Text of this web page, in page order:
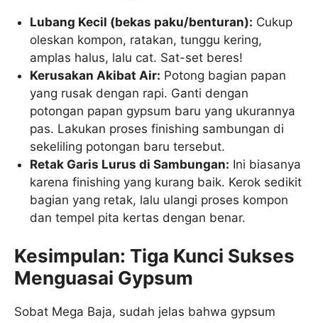
Lubang Kecil (bekas paku/benturan): Cukup
oleskan kompon, ratakan, tunggu kering,
amplas halus, lalu cat. Sat-set beres!
Kerusakan Akibat Air: Potong bagian papan
yang rusak dengan rapi. Ganti dengan
potongan papan gypsum baru yang ukurannya
pas. Lakukan proses finishing sambungan di
sekeliling potongan baru tersebut.
Retak Garis Lurus di Sambungan: Ini biasanya
karena finishing yang kurang baik. Kerok sedikit
bagian yang retak, lalu ulangi proses kompon
dan tempel pita kertas dengan benar.
Kesimpulan: Tiga Kunci Sukses
Menguasai Gypsum
Sobat Mega Baja, sudah jelas bahwa gypsum